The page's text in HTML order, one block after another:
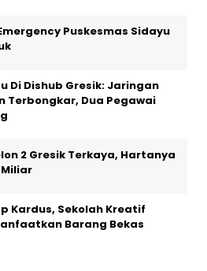
Puskesmas Sidayu
Di Dishub Gresik: Jaringan
Terbongkar, Dua Pegawai
2 Gresik Terkaya, Hartanya
Kardus, Sekolah Kreatif
Barang Bekas